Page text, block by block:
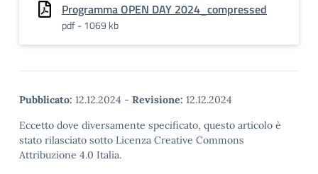
Programma OPEN DAY 2024_compressed
pdf - 1069 kb
Pubblicato: 12.12.2024 - Revisione: 12.12.2024
Eccetto dove diversamente specificato, questo articolo è
stato rilasciato sotto Licenza Creative Commons
Attribuzione 4.0 Italia.